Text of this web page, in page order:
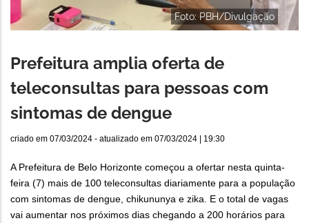
Foto: PBH/Divulgação
Prefeitura amplia oferta de
teleconsultas para pessoas com
sintomas de dengue
criado em 07/03/2024 - atualizado em 07/03/2024 | 19:30
A Prefeitura de Belo Horizonte começou a ofertar nesta quinta-
feira (7) mais de 100 teleconsultas diariamente para a população
com sintomas de dengue, chikununya e zika. E o total de vagas
vai aumentar nos próximos dias chegando a 200 horários para